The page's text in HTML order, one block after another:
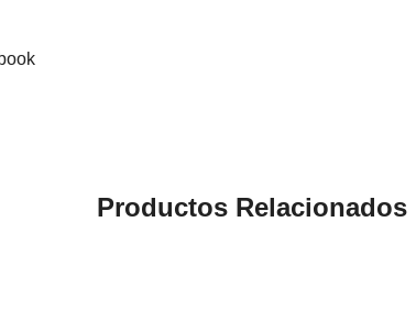
Productos Relacionados